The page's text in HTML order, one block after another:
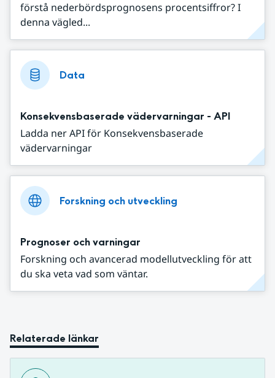
förstå nederbördsprognosens procentsiffror? I
denna vägled...
Data
Konsekvensbaserade vädervarningar - API
Ladda ner API för Konsekvensbaserade
vädervarningar
Forskning och utveckling
Prognoser och varningar
Forskning och avancerad modellutveckling för att
du ska veta vad som väntar.
Relaterade länkar